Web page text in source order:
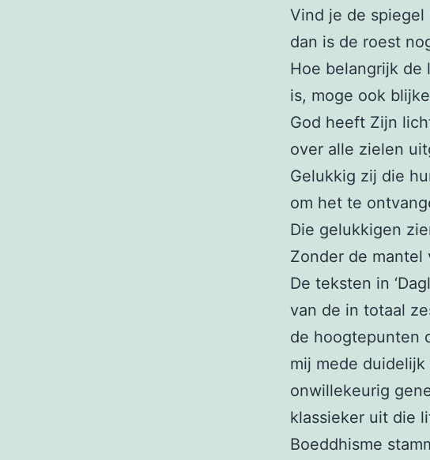
Vind je de
dan is de roest
Hoe belangrijk de
is, moge ook
God heeft Zijn
over alle zielen
Gelukkig zij die
om het te
Die gelukkigen
Zonder de mantel
De teksten in
van de in totaal
de hoogtepunten
mij mede
onwillekeurig
klassieker uit die
Boeddhisme